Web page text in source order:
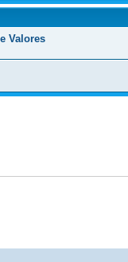
Valores